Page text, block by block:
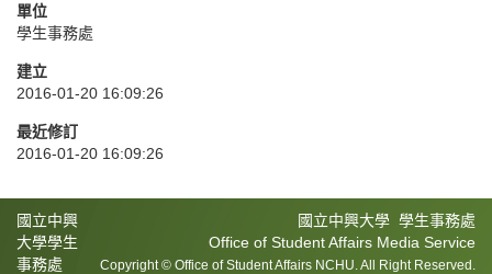
單位
學生事務處
建立
2016-01-20 16:09:26
最近修訂
2016-01-20 16:09:26
國立中興大學 學生事務處
Office of Student Affairs Media Service
Copyright © Office of Student Affairs NCHU. All Right Reserved.
國立中興
大學學生
事務處